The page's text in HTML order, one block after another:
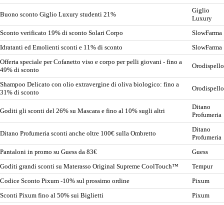
Buono sconto Giglio Luxury studenti 21%
Giglio
Luxury
Sconto verificato 19% di sconto Solari Corpo
SlowFarma
Idratanti ed Emolienti sconti e 11% di sconto
SlowFarma
Offerta speciale per Cofanetto viso e corpo per pelli giovani - fino a
49% di sconto
Orodispello
Shampoo Delicato con olio extravergine di oliva biologico: fino a
31% di sconto
Orodispello
Goditi gli sconti del 26% su Mascara e fino al 10% sugli altri
Ditano
Profumeria
Ditano Profumeria sconti anche oltre 100€ sulla Ombretto
Ditano
Profumeria
Pantaloni in promo su Guess da 83€
Guess
Goditi grandi sconti su Materasso Original Supreme CoolTouch™
Tempur
Codice Sconto Pixum -10% sul prossimo ordine
Pixum
Sconti Pixum fino al 50% sui Biglietti
Pixum